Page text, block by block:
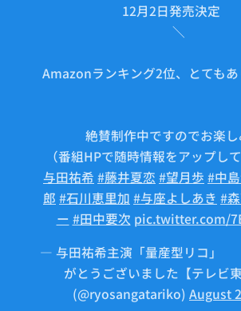
12月2日発売決定🤖
＼
Amazonランキング2位、とても
絶賛制作中ですのでお楽
（番組HPで随時情報をアップし
与田祐希 #藤井夏恋 #望月歩 #中
郎 #石川恵里加 #与座よしあき #
ー #田中要次 pic.twitter.com/
— 与田祐希主演「量産型リコ」
がとうございました【テレビ東
(@ryosangatariko) August